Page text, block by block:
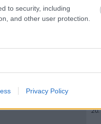
to security, including
and other user protection.
Privacy Policy